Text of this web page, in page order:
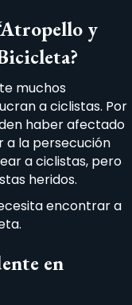
y
muchos
a ciclistas. Por
haber afectado
a la persecución
a ciclistas, pero
heridos.
encontrar a
en